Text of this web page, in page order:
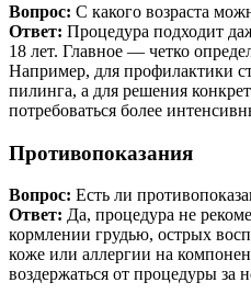
Вопрос: С какого возраста
Ответ: Процедура подходит
18 лет. Главное — четко
Например, для профилактики
пилинга, а для решения
потребоваться более
Противопоказания
Вопрос: Есть ли
Ответ: Да, процедура не
кормлении грудью, острых
коже или аллергии на
воздержаться от процедуры за